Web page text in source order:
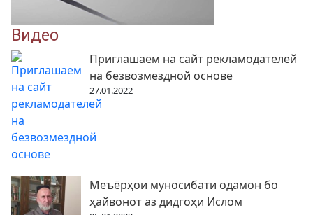
Видео
Приглашаем на сайт рекламодателей
на безвозмездной основе
27.01.2022
Меъёрҳои муносибати одамон бо
ҳайвонот аз дидгоҳи Ислом